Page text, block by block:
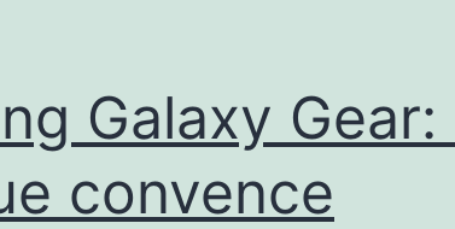
Galaxy Gear:
convence